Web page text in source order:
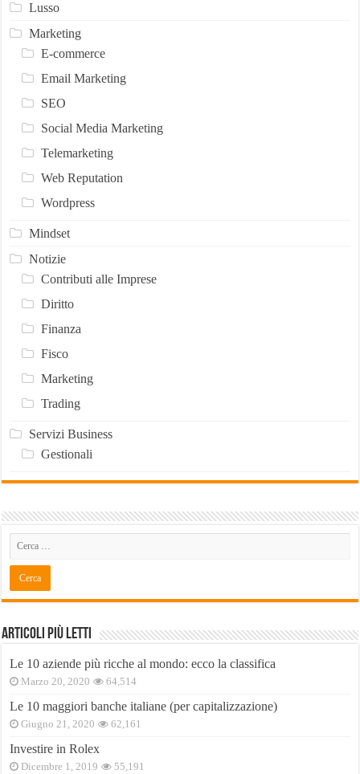
Lusso
Marketing
E-commerce
Email Marketing
SEO
Social Media Marketing
Telemarketing
Web Reputation
Wordpress
Mindset
Notizie
Contributi alle Imprese
Diritto
Finanza
Fisco
Marketing
Trading
Servizi Business
Gestionali
Articoli Più Letti
Le 10 aziende più ricche al mondo: ecco la classifica
Marzo 20, 2020 64,514
Le 10 maggiori banche italiane (per capitalizzazione)
Giugno 21, 2020 62,161
Investire in Rolex
Dicembre 1, 2019 55,191